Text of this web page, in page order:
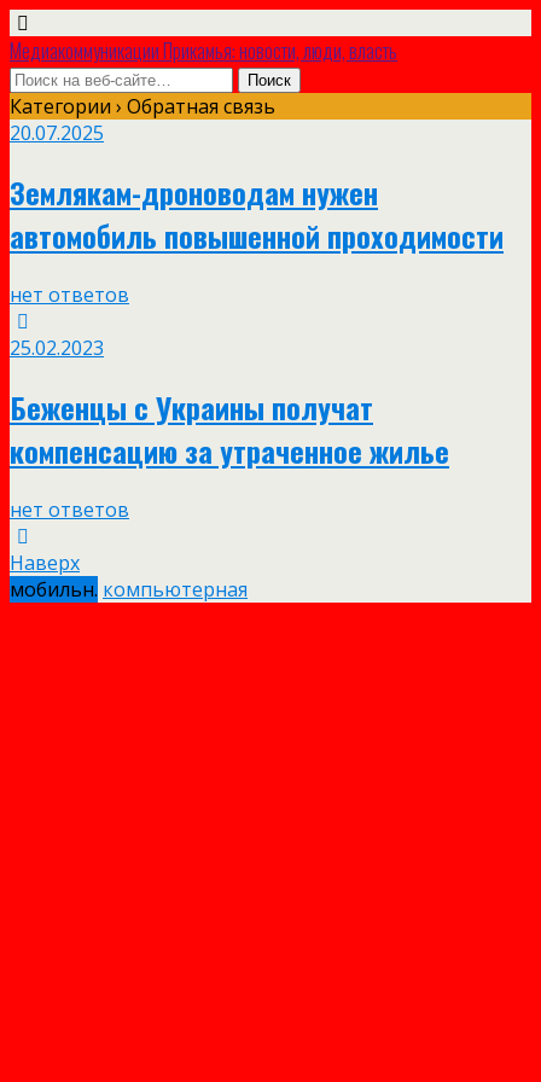
Медиакоммуникации Прикамья: новости, люди, власть
Категории › Обратная связь
20.07.2025
Землякам-дроноводам нужен
автомобиль повышенной проходимости
нет ответов
25.02.2023
Беженцы с Украины получат
компенсацию за утраченное жилье
нет ответов
Наверх
мобильн. компьютерная